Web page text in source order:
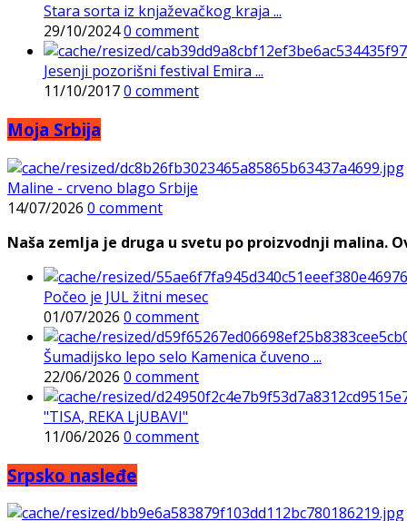
Stara sorta iz knjaževačkog kraja ...
29/10/20240 comment
Jesenji pozorišni festival Emira ...
11/10/20170 comment
Moja Srbija
Maline - crveno blago Srbije
14/07/2026 0 comment
Naša zemlja je druga u svetu po proizvodnji malina.
Počeo je JUL žitni mesec
01/07/2026 0 comment
Šumadijsko lepo selo Kamenica čuveno ...
22/06/2026 0 comment
"TISA, REKA LjUBAVI"
11/06/2026 0 comment
Srpsko nasleđe